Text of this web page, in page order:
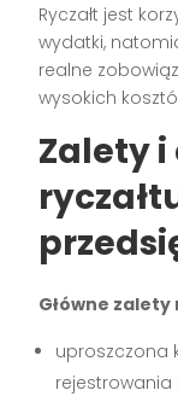
Ryczałt jest
wydatki,
realne
wysokich
Zalety
Główne zalety
uproszczona
rejestrowania